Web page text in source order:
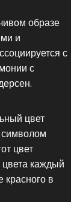
образе
и
с
с
цвет
символом
цвет
каждый
красного в